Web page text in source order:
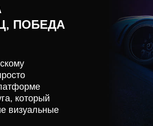
ПОБЕДА
который
визуальные